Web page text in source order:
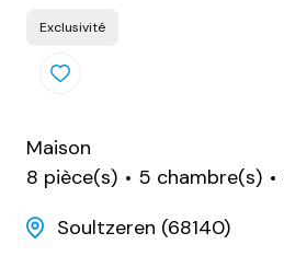
Exclusivité
Maison
8 pièce(s)
5 chambre(s)
Soultzeren (68140)